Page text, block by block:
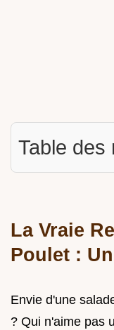
Table des
La Vraie
Poulet :
Envie d'une
? Qui n'aime pas